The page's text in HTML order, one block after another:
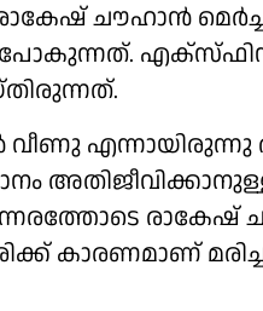
ചൗഹാന്‍
വീണു
രാകേഷ്
കാരണമാണ്